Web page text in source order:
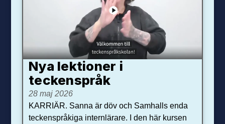
Nya lektioner i
teckenspråk
28 maj 2026
KARRIÄR. Sanna är döv och Samhalls enda
teckenspråkiga internlärare. I den här kursen